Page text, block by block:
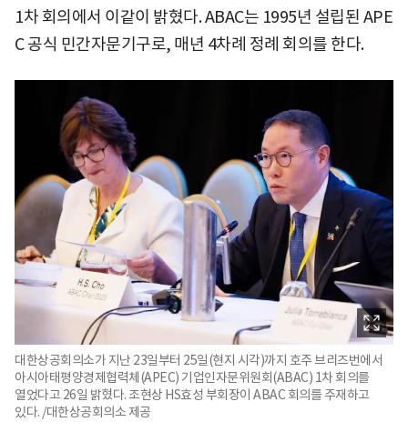
1차 회의에서 이같이 밝혔다. ABAC는 1995년 설립된 APE
C 공식 민간자문기구로, 매년 4차례 정례 회의를 한다.
대한상공회의소가 지난 23일부터 25일(현지 시각)까지 호주 브리즈번에서
아시아태평양경제협력체(APEC) 기업인자문위원회(ABAC) 1차 회의를
열었다고 26일 밝혔다. 조현상 HS효성 부회장이 ABAC 회의를 주재하고
있다. /대한상공회의소 제공